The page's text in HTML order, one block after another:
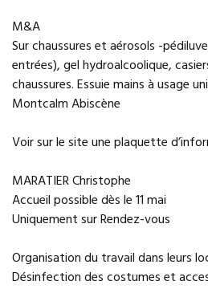
M&A
Sur chaussures et aérosols -
entrées), gel hydroalcoolique,
chaussures. Essuie mains à usage
Montcalm Abiscène
Voir sur le site une plaquette
MARATIER Christophe
Accueil possible dès le 11 mai
Uniquement sur Rendez-vous
Organisation du travail dans leurs
Désinfection des costumes et